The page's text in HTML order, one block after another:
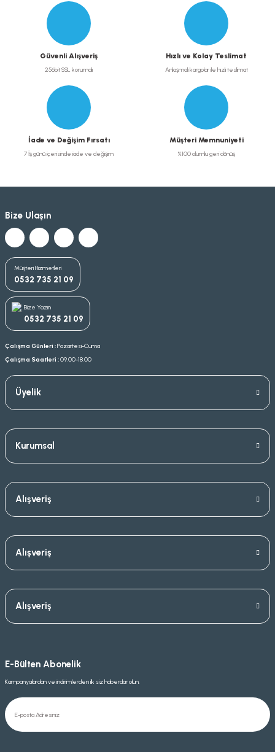
Güvenli Alışveriş
256bit SSL korumalı
Hızlı ve Kolay Teslimat
Anlaşmalı kargolar ile hızlı teslimat
İade ve Değişim Fırsatı
7 İş günü içerisinde iade ve değişim
Müşteri Memnuniyeti
%100 olumlu geri dönüş
Bize Ulaşın
Müşteri Hizmetleri
0532 735 21 09
Bize Yazın
0532 735 21 09
Çalışma Günleri :Pazartesi-Cuma
Çalışma Saatleri :09.00-18.00
Üyelik
Kurumsal
Alışveriş
Alışveriş
Alışveriş
E-Bülten Abonelik
Kampanyalardan ve indirimlerden ilk siz haberdar olun.